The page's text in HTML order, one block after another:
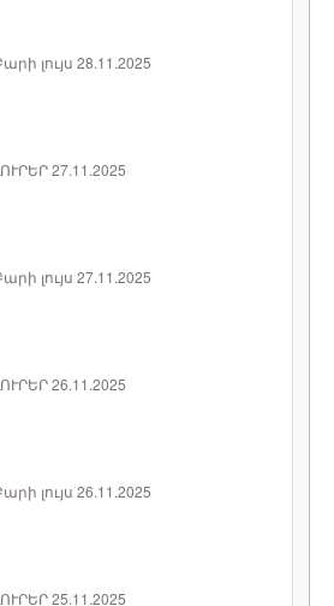
լույս 28.11.2025
27.11.2025
լույս 27.11.2025
26.11.2025
լույս 26.11.2025
25.11.2025